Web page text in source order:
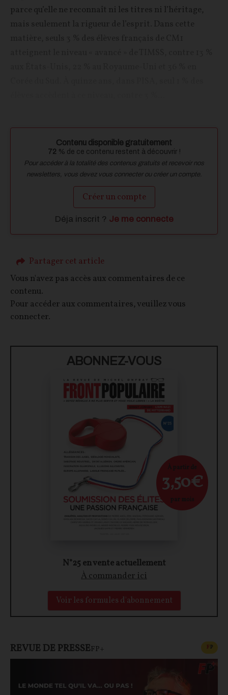
parce qu’elle ne reconnaît ni les titres ni l’héritage,
Contenu disponible gratuitement
72 % de ce contenu restent à découvrir !
Pour accéder à la totalité des contenus gratuits et recevoir nos
newsletters, vous devez vous connecter ou créer un compte.
Créer un compte
Déja inscrit ? Je me connecte
Partager cet article
Vous n'avez pas accès aux commentaires de ce
contenu.
Pour accéder aux commentaires, veuillez vous
connecter.
ABONNEZ-VOUS
N°25 en vente actuellement
À commander ici
Voir les formules d'abonnement
À partir de
3,50€
par mois
REVUE DE PRESSEFP+ FP